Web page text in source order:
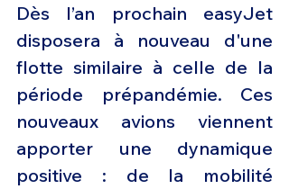
Dès l’an prochain easyJet
disposera à nouveau d'une
flotte similaire à celle de la
période prépandémie. Ces
nouveaux avions viennent
apporter une dynamique
positive : de la mobilité